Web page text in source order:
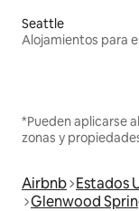
Seattle
*Pueden aplicarse
zonas y
Airbnb Estados
Glenwood